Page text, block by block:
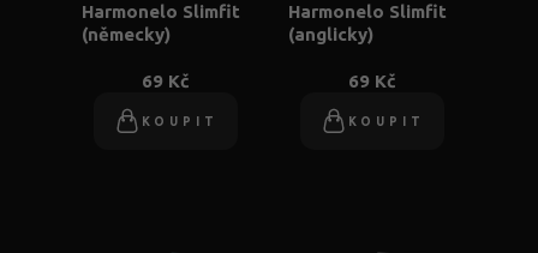
Harmonelo Slimfit
(německy)
69 Kč
KOUPIT
Harmonelo Slimfit
(anglicky)
69 Kč
KOUPIT